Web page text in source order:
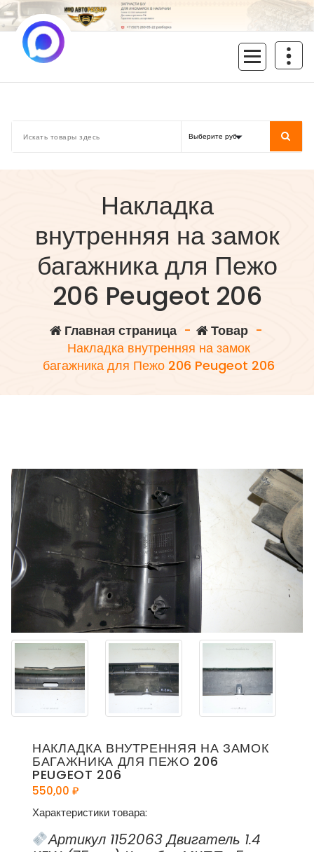
Перейти
к
содержимому
Накладка
внутренняя на замок
багажника для Пежо
206 Peugeot 206
Главная страница- Товар-
Накладка внутренняя на замок
багажника для Пежо 206 Peugeot 206
НАКЛАДКА ВНУТРЕННЯЯ НА ЗАМОК
БАГАЖНИКА ДЛЯ ПЕЖО 206
PEUGEOT 206
550,00 ₽
Характеристики товара:
Артикул 1152063 Двигатель 1.4